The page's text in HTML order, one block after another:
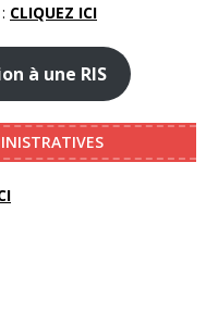
CLIQUEZ ICI
à une RIS